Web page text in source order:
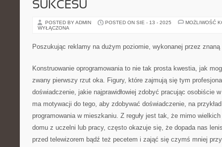
SUKCESU
POSTED BY ADMIN POSTED ON SIE - 13 - 2025
MOŻLIWOŚĆ
WYŁĄCZONA
Poszukując reklamy na dużym poziomie, wykonanej przez
Konstruowanie oprogramowania to nie tak prosta kwestia, jak
zwany pierwszy rzut oka. Figury, które zajmują się tym
doświadczenie, jakie najprawidłowiej zdobyć pracując osobiście
ma motywacji do tego, aby zdobywać doświadczenie, na
programowania w mieszkaniu. Z reguły jest tak, że mimo
domu z uczelni lub pracy, często okazuje się, że dopada nas
przed telewizorem bądź też pecetem i zająć się czymś mniej